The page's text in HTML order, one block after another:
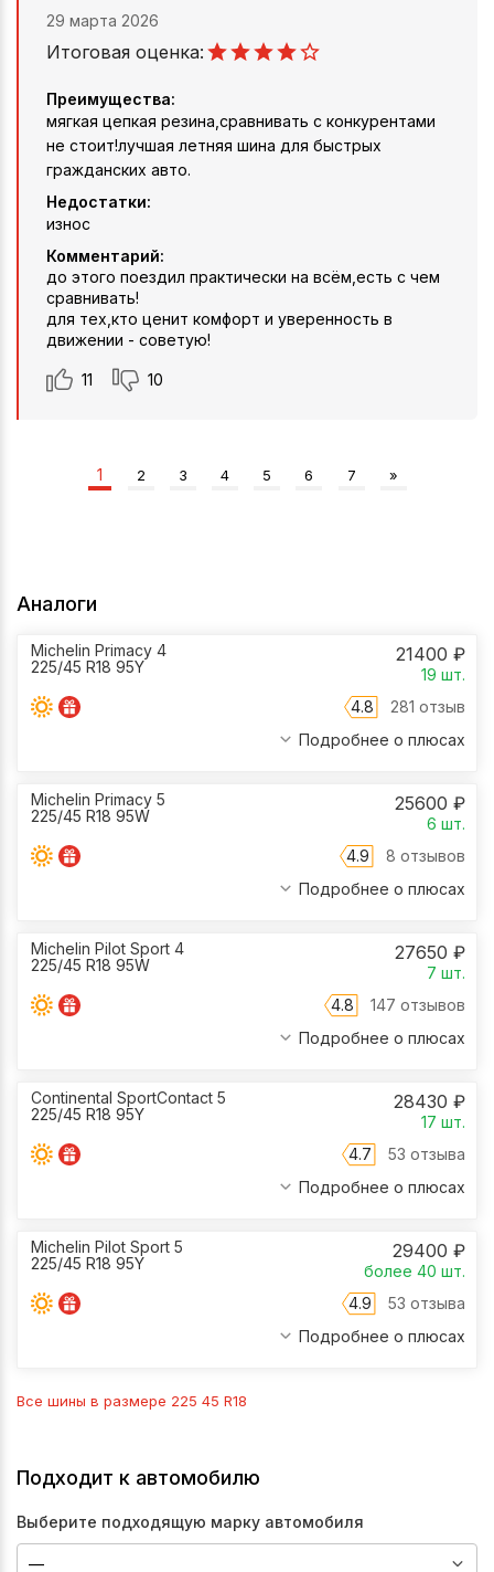
29 марта 2026
Итоговая оценка:
Преимущества:
мягкая цепкая резина,сравнивать с конкурентами
не стоит!лучшая летняя шина для быстрых
гражданских авто.
Недостатки:
износ
Комментарий:
до этого поездил практически на всём,есть с чем
сравнивать!
для тех,кто ценит комфорт и уверенность в
движении - советую!
11 10
1 2 3 4 5 6 7 »
Аналоги
Michelin Primacy 4
225/45 R18 95Y
21400 ₽
19 шт.
4.8
281 отзыв
Подробнее о плюсах
Michelin Primacy 5
225/45 R18 95W
25600 ₽
6 шт.
4.9
8 отзывов
Подробнее о плюсах
Michelin Pilot Sport 4
225/45 R18 95W
27650 ₽
7 шт.
4.8
147 отзывов
Подробнее о плюсах
Continental SportContact 5
225/45 R18 95Y
28430 ₽
17 шт.
4.7
53 отзыва
Подробнее о плюсах
Michelin Pilot Sport 5
225/45 R18 95Y
29400 ₽
более 40 шт.
4.9
53 отзыва
Подробнее о плюсах
Все шины в размере 225 45 R18
Подходит к автомобилю
Выберите подходящую марку автомобиля